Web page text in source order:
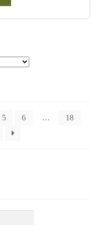
terbaru
5 6 …
18